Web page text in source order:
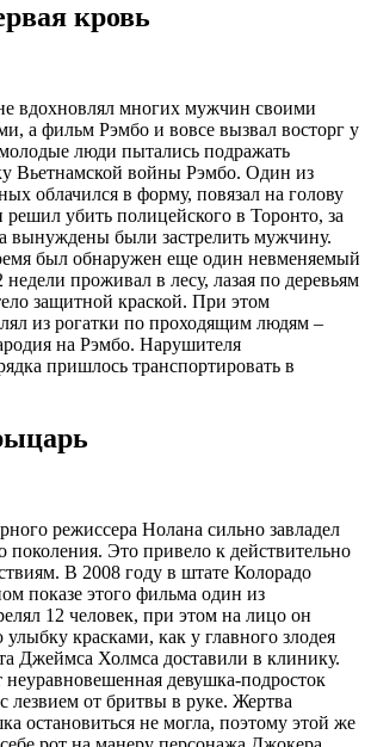
кровь
вдохновлял многих мужчин своими
а фильм Рэмбо и вовсе вызвал восторг у
люди пытались подражать
Вьетнамской войны Рэмбо. Один из
облачился в форму, повязал на голову
убить полицейского в Торонто, за
вынуждены были застрелить мужчину.
был обнаружен еще один невменяемый
проживал в лесу, лазая по деревьям
защитной краской. При этом
из рогатки по проходящим людям –
на Рэмбо. Нарушителя
пришлось транспортировать в
режиссера Нолана сильно завладел
поколения. Это привело к действительно
В 2008 году в штате Колорадо
показе этого фильма один из
12 человек, при этом на лицо он
красками, как у главного злодея
Джеймса Холмса доставили в клинику.
неуравновешенная девушка-подросток
лезвием от бритвы в руке. Жертва
остановиться не могла, поэтому этой же